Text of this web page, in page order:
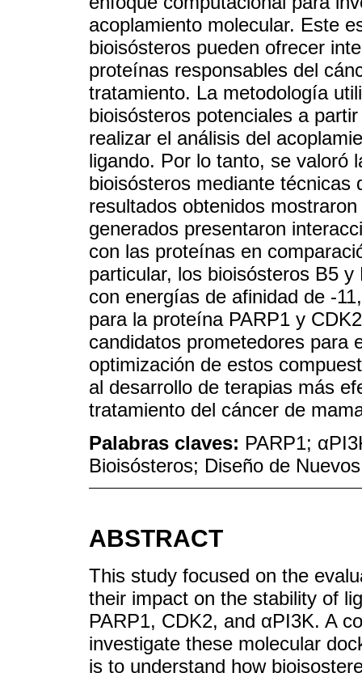
acoplamiento molecular. Este
bioisósteros pueden ofrecer
proteínas responsables del
tratamiento. La metodología
bioisósteros potenciales a
realizar el análisis del
ligando. Por lo tanto, se valoró
bioisósteros mediante técnicas
resultados obtenidos
generados presentaron
con las proteínas en
particular, los bioisósteros B5
con energías de afinidad de -
para la proteína PARP1 y
candidatos prometedores para
optimización de estos
al desarrollo de terapias más
tratamiento del cáncer de
Palabras claves: PARP1;
Bioisósteros; Diseño de
ABSTRACT
This study focused on the
their impact on the stability of
PARP1, CDK2, and αPI3K. A
investigate these molecular
is to understand how